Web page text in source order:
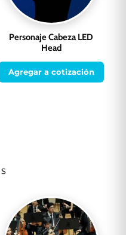
Personaje Cabeza LED
Head
Agregar a cotización